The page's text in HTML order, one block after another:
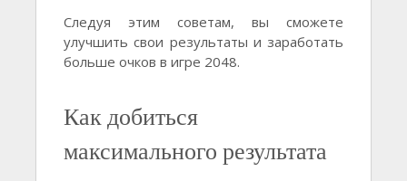
Следуя этим советам, вы сможете
улучшить свои результаты и заработать
больше очков в игре 2048.
Как добиться
максимального результата